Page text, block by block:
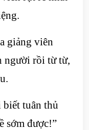
giảng viên
người rồi từ từ,
biết tuân thủ
sớm được!”